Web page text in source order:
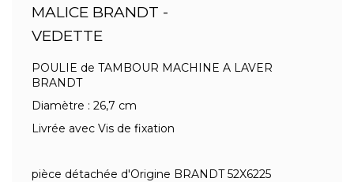
MALICE BRANDT -
VEDETTE
POULIE de TAMBOUR MACHINE A LAVER
BRANDT
Diamètre : 26,7 cm
Livrée avec Vis de fixation
pièce détachée d'Origine BRANDT 52X6225